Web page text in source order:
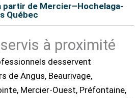
partir de Mercier–Hochelaga-
Québec
à proximité
desservent
de Angus, Beaurivage,
Mercier-Ouest, Préfontaine,